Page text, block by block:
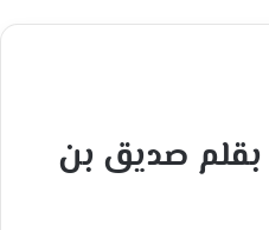
بقلم صديق بن